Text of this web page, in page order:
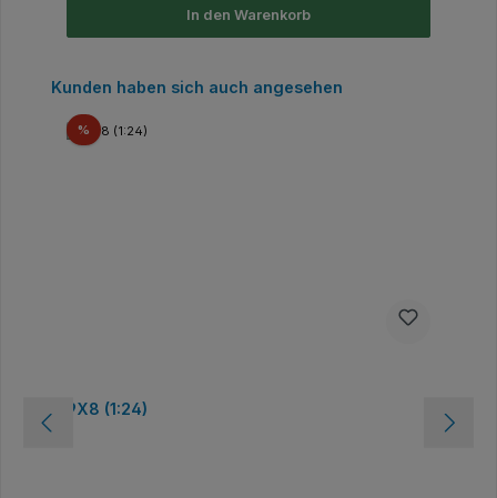
In den Warenkorb
Produktgalerie überspringen
Kunden haben sich auch angesehen
%Rabatt
9X8 (1:24)